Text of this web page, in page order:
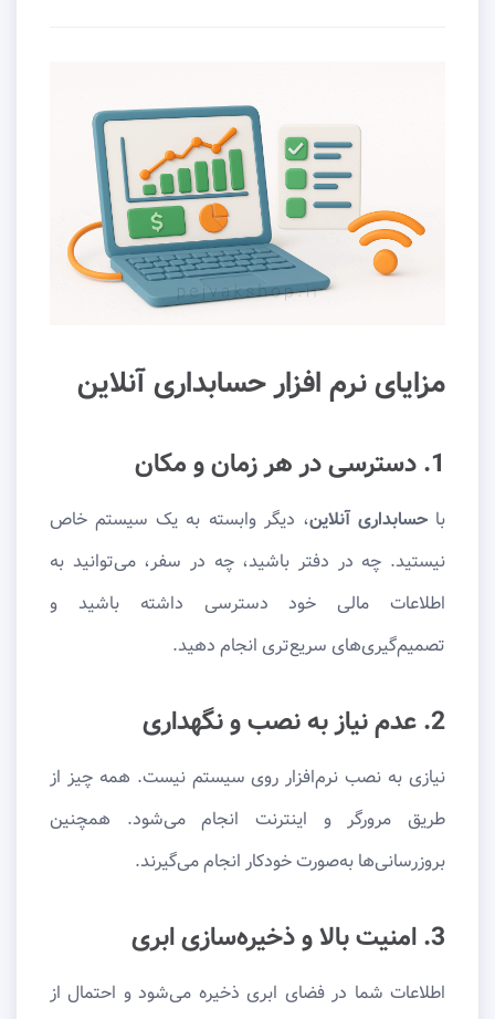
مزایای نرم افزار حسابداری آنلاین
1. دسترسی در هر زمان و مکان
باحسابداری آنلاین، دیگر وابسته به یک سیستم خاص
نیستید. چه در دفتر باشید، چه در سفر، می‌توانید به
اطلاعات مالی خود دسترسی داشته باشید و
تصمیم‌گیری‌های سریع‌تری انجام دهید.
2. عدم نیاز به نصب و نگهداری
نیازی به نصب نرم‌افزار روی سیستم نیست. همه چیز از
طریق مرورگر و اینترنت انجام می‌شود. همچنین
بروزرسانی‌ها به‌صورت خودکار انجام می‌گیرند.
3. امنیت بالا و ذخیره‌سازی ابری
اطلاعات شما در فضای ابری ذخیره می‌شود و احتمال از